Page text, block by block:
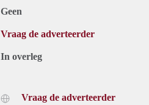
Geen
Vraag de adverteerder
In overleg
Vraag de adverteerder